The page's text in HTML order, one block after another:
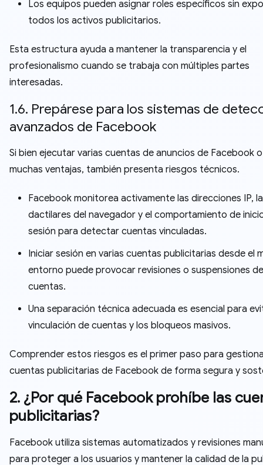
Los equipos pueden asignar roles específicos sin
todos los activos publicitarios.
Esta estructura ayuda a mantener la transparencia y el
profesionalismo cuando se trabaja con múltiples partes
interesadas.
1.6. Prepárese para los sistemas de
avanzados de Facebook
Si bien ejecutar varias cuentas de anuncios de Facebook
muchas ventajas, también presenta riesgos técnicos.
Facebook monitorea activamente las direcciones IP,
dactilares del navegador y el comportamiento de
sesión para detectar cuentas vinculadas.
Iniciar sesión en varias cuentas publicitarias desde el
entorno puede provocar revisiones o suspensiones de
cuentas.
Una separación técnica adecuada es esencial para
vinculación de cuentas y los bloqueos masivos.
Comprender estos riesgos es el primer paso para
cuentas publicitarias de Facebook de forma segura y
2. ¿Por qué Facebook prohíbe las
publicitarias?
Facebook utiliza sistemas automatizados y revisiones
para proteger a los usuarios y mantener la calidad de la